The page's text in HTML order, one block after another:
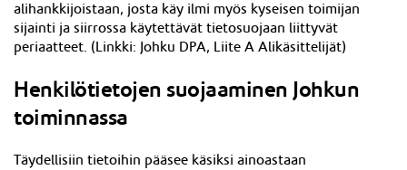
alihankkijoistaan, josta käy ilmi myös kyseisen toimijan
sijainti ja siirrossa käytettävät tietosuojaan liittyvät
periaatteet. (Linkki: Johku DPA, Liite A Alikäsittelijät)
Henkilötietojen suojaaminen Johkun
toiminnassa
Täydellisiin tietoihin pääsee käsiksi ainoastaan